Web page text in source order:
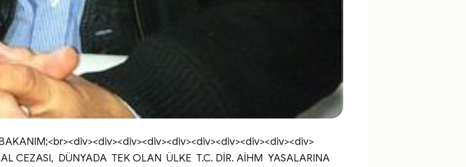
CEZASI,  DÜNYADA  TEK OLAN  ÜLKE  T.C. DİR. AİHM  YASALARINA